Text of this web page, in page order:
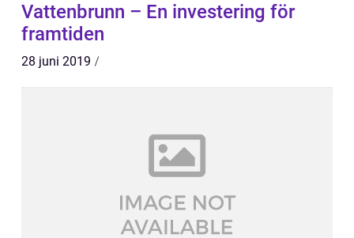
Vattenbrunn – En investering för
framtiden
28 juni 2019